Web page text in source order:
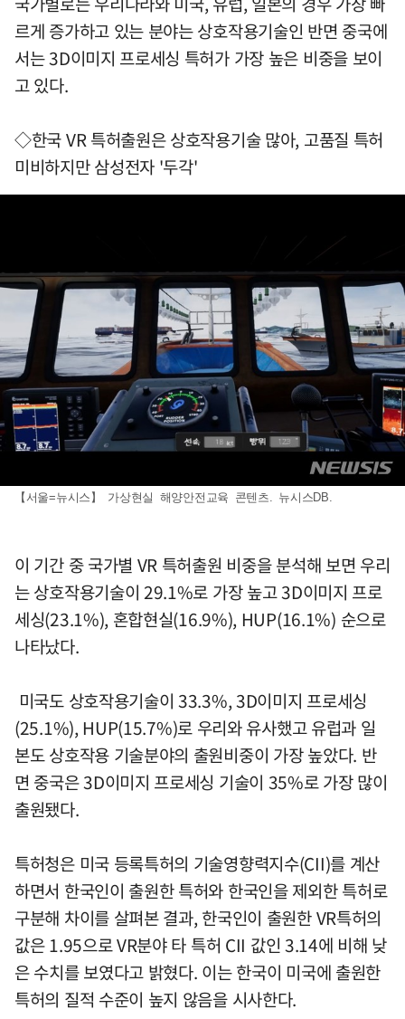
르게 증가하고 있는 분야는 상호작용기술인 반면 중국에
서는 3D이미지 프로세싱 특허가 가장 높은 비중을 보이
고 있다.
◇한국 VR 특허출원은 상호작용기술 많아, 고품질 특허
미비하지만 삼성전자 '두각'
【서울=뉴시스】 가상현실 해양안전교육 콘텐츠. 뉴시스DB.
이 기간 중 국가별 VR 특허출원 비중을 분석해 보면 우리
는 상호작용기술이 29.1%로 가장 높고 3D이미지 프로
세싱(23.1%), 혼합현실(16.9%), HUP(16.1%) 순으로
나타났다.
미국도 상호작용기술이 33.3%, 3D이미지 프로세싱
(25.1%), HUP(15.7%)로 우리와 유사했고 유럽과 일
본도 상호작용 기술분야의 출원비중이 가장 높았다. 반
면 중국은 3D이미지 프로세싱 기술이 35%로 가장 많이
출원됐다.
특허청은 미국 등록특허의 기술영향력지수(CII)를 계산
하면서 한국인이 출원한 특허와 한국인을 제외한 특허로
구분해 차이를 살펴본 결과, 한국인이 출원한 VR특허의
값은 1.95으로 VR분야 타 특허 CII 값인 3.14에 비해 낮
은 수치를 보였다고 밝혔다. 이는 한국이 미국에 출원한
특허의 질적 수준이 높지 않음을 시사한다.